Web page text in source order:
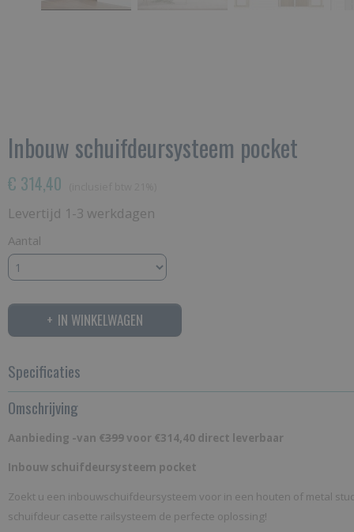
Inbouw schuifdeursysteem pocket
€ 314,40
Levertijd 1-3 werkdagen
Aantal
IN WINKELWAGEN
Specificaties
Productcode
Omschrijving
Aanbieding -van €399voor €314,40 direct leverbaar
Inbouw schuifdeursysteem pocket
Zoekt u een inbouwschuifdeursysteem voor in een houten of metal
schuifdeur casette railsysteem de perfecte oplossing!